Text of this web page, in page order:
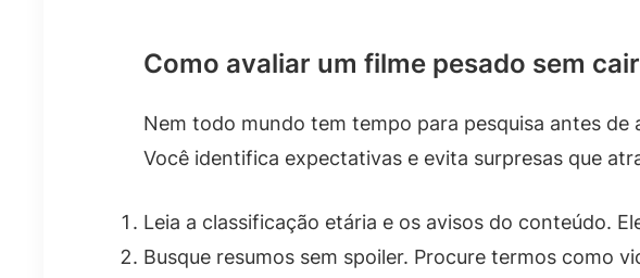
Como avaliar um filme pesado sem
Nem todo mundo tem tempo para pesquisa antes
Você identifica expectativas e evita surpresas que
Leia a classificação etária e os avisos do conteúdo.
Busque resumos sem spoiler. Procure termos como